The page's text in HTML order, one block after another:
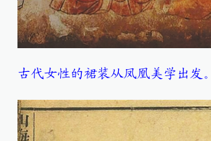
古代女性的裙装从凤凰美学出发。